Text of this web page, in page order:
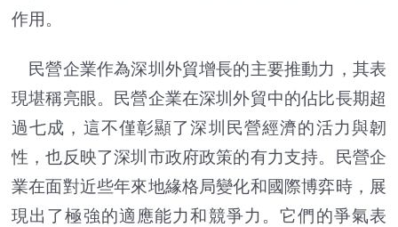
作用。
民營企業作為深圳外貿增長的主要推動力，其表
現堪稱亮眼。民營企業在深圳外貿中的佔比長期超
過七成，這不僅彰顯了深圳民營經濟的活力與韌
性，也反映了深圳市政府政策的有力支持。民營企
業在面對近些年來地緣格局變化和國際博弈時，展
現出了極強的適應能力和競爭力。它們的爭氣表